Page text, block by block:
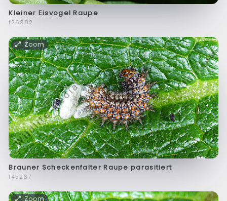
Kleiner Eisvogel Raupe
f26982
Zoom
Brauner Scheckenfalter Raupe parasitiert
f45267
Zoom